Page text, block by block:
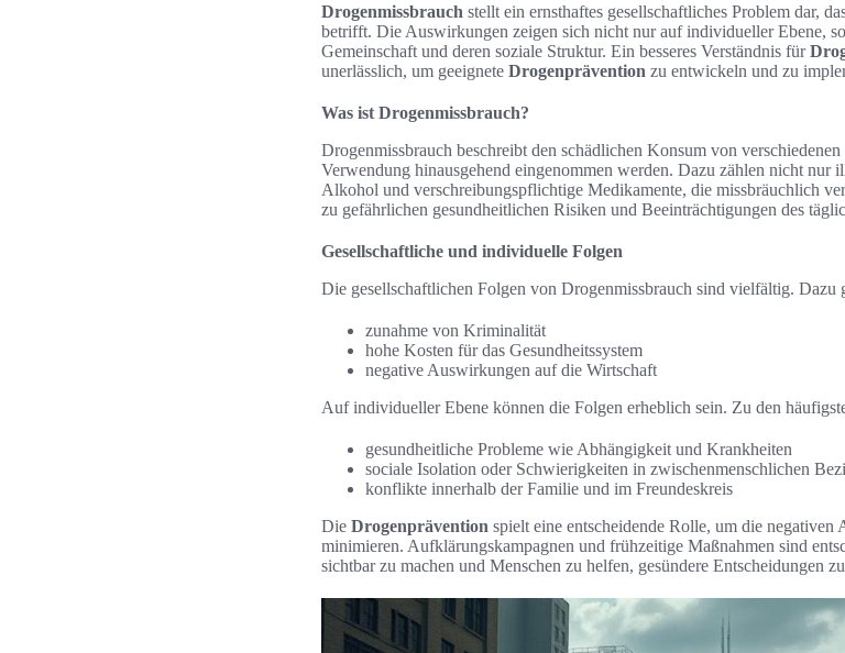
Drogenmissbrauch stellt ein ernsthaftes gesellschaftliches Problem dar,
betrifft. Die Auswirkungen zeigen sich nicht nur auf individueller Ebene,
Gemeinschaft und deren soziale Struktur. Ein besseres Verständnis für
unerlässlich, um geeignete Drogenprävention zu entwickeln und zu
Was ist Drogenmissbrauch?
Drogenmissbrauch beschreibt den schädlichen Konsum von
Verwendung hinausgehend eingenommen werden. Dazu zählen nicht nur
Alkohol und verschreibungspflichtige Medikamente, die missbräuchlich
zu gefährlichen gesundheitlichen Risiken und Beeinträchtigungen des
Gesellschaftliche und individuelle Folgen
Die gesellschaftlichen Folgen von Drogenmissbrauch sind vielfältig. Dazu
zunahme von Kriminalität
hohe Kosten für das Gesundheitssystem
negative Auswirkungen auf die Wirtschaft
Auf individueller Ebene können die Folgen erheblich sein. Zu den
gesundheitliche Probleme wie Abhängigkeit und Krankheiten
sociale Isolation oder Schwierigkeiten in zwischenmenschlichen
konflikte innerhalb der Familie und im Freundeskreis
Die Drogenprävention spielt eine entscheidende Rolle, um die
minimieren. Aufklärungskampagnen und frühzeitige Maßnahmen sind
sichtbar zu machen und Menschen zu helfen, gesündere Entscheidungen